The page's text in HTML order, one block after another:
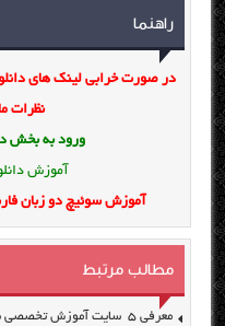
راهنما
در صورت خرابی لینک های
نظرات
ورود به بخش
آموزش
آموزش سوئیچ دو زبان
مطالب مرتبط
معرفی ۵ سایت آموزش تخصصی شبکه ، لینوکس و امنیت